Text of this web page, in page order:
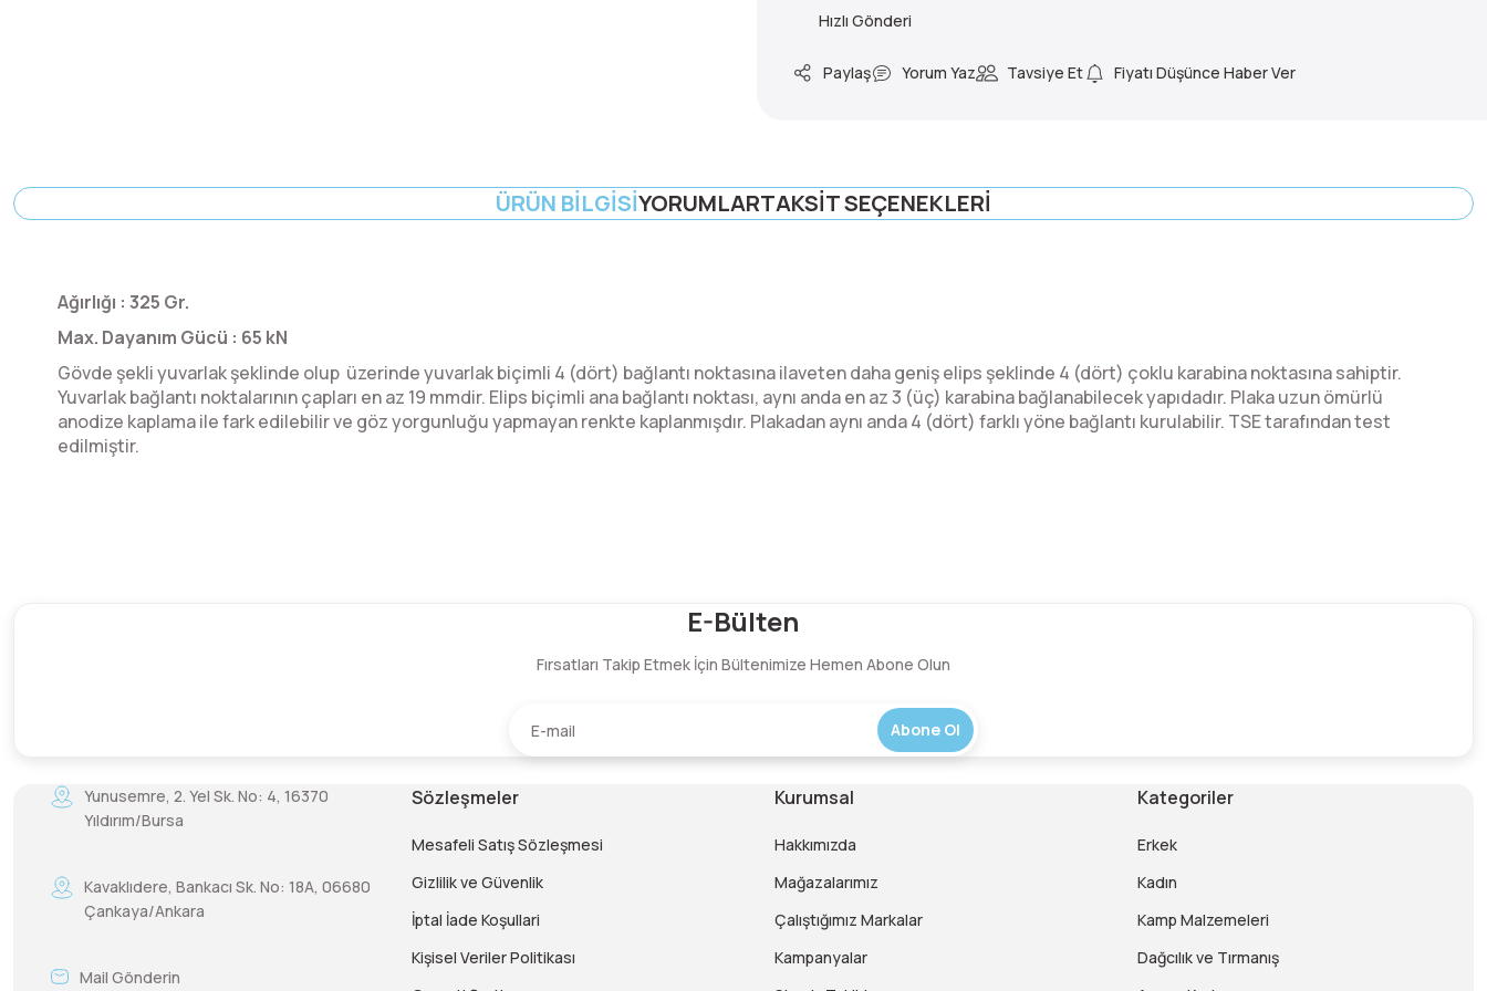
Hızlı Gönderi
Paylaş Yorum Yaz Tavsiye Et Fiyatı Düşünce Haber Ver
ÜRÜN BILGISIYORUMLARTAKSIT SEÇENEKLERI
Ağırlığı : 325 Gr.
Max. Dayanım Gücü : 65 kN
Gövde şekli yuvarlak şeklinde olup üzerinde yuvarlak biçimli 4 (dört) bağlantı noktasına ilaveten daha geniş elips şeklinde 4 (dört) çoklu karabina noktasına sahiptir.
Yuvarlak bağlantı noktalarının çapları en az 19 mmdir. Elips biçimli ana bağlantı noktası, aynı anda en az 3 (üç) karabina bağlanabilecek yapıdadır. Plaka uzun ömürlü
anodize kaplama ile fark edilebilir ve göz yorgunluğu yapmayan renkte kaplanmışdır. Plakadan aynı anda 4 (dört) farklı yöne bağlantı kurulabilir. TSE tarafından test
edilmiştir.
Yorum Yaz
E-Bülten
Fırsatları Takip Etmek İçin Bültenimize Hemen Abone Olun
Abone Ol
Yunusemre, 2. Yel Sk. No: 4, 16370
Yıldırım/Bursa
Kavaklıdere, Bankacı Sk. No: 18A, 06680
Çankaya/Ankara
Mail Gönderin
Sözleşmeler
Mesafeli Satış Sözleşmesi
Gizlilik ve Güvenlik
İptal İade Koşullari
Kişisel Veriler Politikası
Kurumsal
Hakkımızda
Mağazalarımız
Çalıştığımız Markalar
Kampanyalar
Kategoriler
Erkek
Kadın
Kamp Malzemeleri
Dağcılık ve Tırmanış